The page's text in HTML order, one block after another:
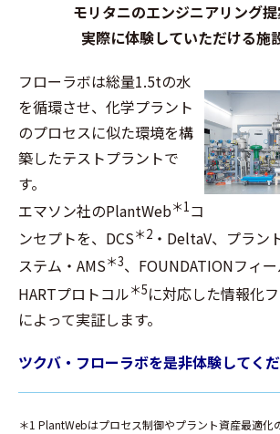
モリタニのエンジニアリング
実際に体験していただける施
フローラボは総量1.5tの水
を循環させ、化学プラント
のプロセスに似た環境を構
築したテストプラントで
す。
エマソン社のPlantWeb＊1 コ
ンセプトを、DCS＊2 ・DeltaV、プラン
ステム・AMS＊3、FOUNDATIONフィ
HARTプロトコル＊5に対応した情報化
によって実証します。
ツクバ・フローラボを是非体験してくだ
＊1 PlantWebはプロセス制御やプラント資産最適化